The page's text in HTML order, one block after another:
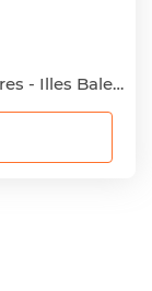
Sant Antoni de Portmany, Islas Baleares - Illes Balears